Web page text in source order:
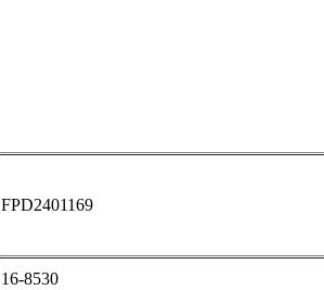
FPD2401169
16-8530